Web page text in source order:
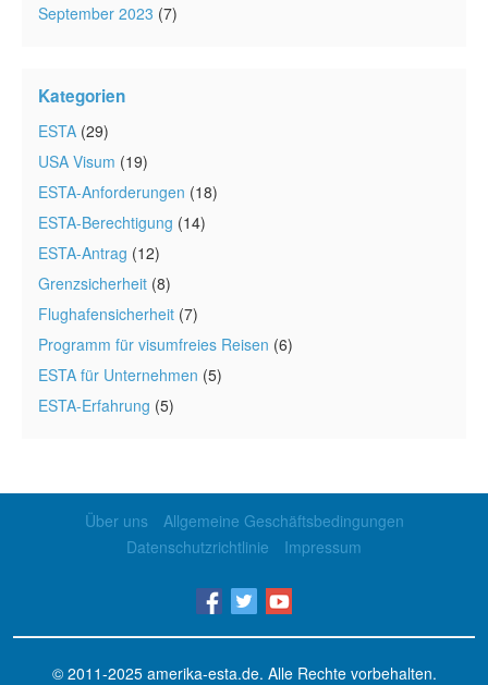
September 2023 (7)
Kategorien
ESTA (29)
USA Visum (19)
ESTA-Anforderungen (18)
ESTA-Berechtigung (14)
ESTA-Antrag (12)
Grenzsicherheit (8)
Flughafensicherheit (7)
Programm für visumfreies Reisen (6)
ESTA für Unternehmen (5)
ESTA-Erfahrung (5)
Über uns
Allgemeine Geschäftsbedingungen
Datenschutzrichtlinie
Impressum
© 2011-2025 amerika-esta.de. Alle Rechte vorbehalten.